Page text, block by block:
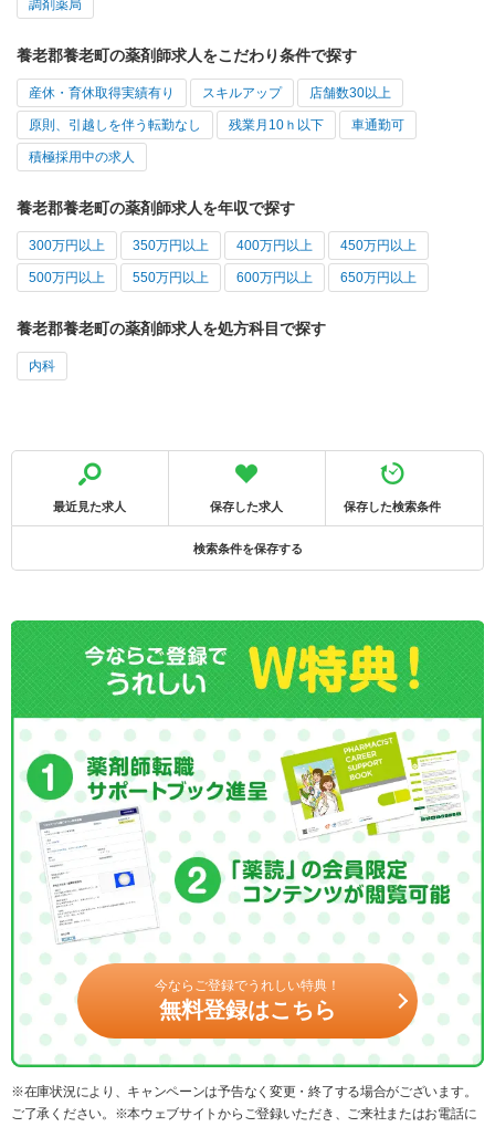
調剤薬局
養老郡養老町の薬剤師求人をこだわり条件で探す
産休・育休取得実績有り スキルアップ 店舗数30以上
原則、引越しを伴う転勤なし 残業月10ｈ以下 車通勤可
積極採用中の求人
養老郡養老町の薬剤師求人を年収で探す
300万円以上 350万円以上 400万円以上 450万円以上
500万円以上 550万円以上 600万円以上 650万円以上
養老郡養老町の薬剤師求人を処方科目で探す
内科
最近見た求人 保存した求人 保存した検索条件
検索条件を保存する
今ならご登録でうれしい特典！
無料登録はこちら
※在庫状況により、キャンペーンは予告なく変更・終了する場合がございます。
ご了承ください。※本ウェブサイトからご登録いただき、ご来社またはお電話に